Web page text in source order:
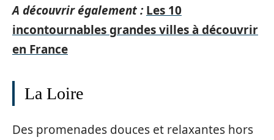
A découvrir également : Les 10
incontournables grandes villes à découvrir
en France
La Loire
Des promenades douces et relaxantes hors